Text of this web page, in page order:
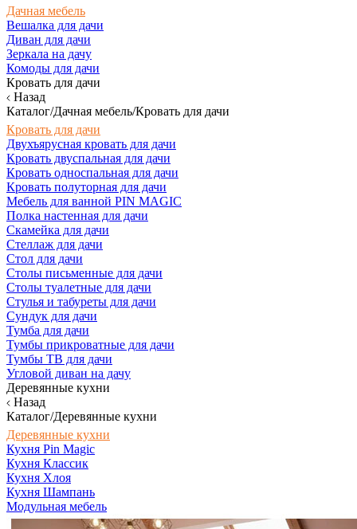
Дачная мебель
Вешалка для дачи
Диван для дачи
Зеркала на дачу
Комоды для дачи
Кровать для дачи
Назад
Каталог/Дачная мебель/Кровать для дачи
Кровать для дачи
Двухъярусная кровать для дачи
Кровать двуспальная для дачи
Кровать односпальная для дачи
Кровать полуторная для дачи
Мебель для ванной PIN MAGIC
Полка настенная для дачи
Скамейка для дачи
Стеллаж для дачи
Стол для дачи
Столы письменные для дачи
Столы туалетные для дачи
Стулья и табуреты для дачи
Сундук для дачи
Тумба для дачи
Тумбы прикроватные для дачи
Тумбы ТВ для дачи
Угловой диван на дачу
Деревянные кухни
Назад
Каталог/Деревянные кухни
Деревянные кухни
Кухня Pin Magic
Кухня Классик
Кухня Хлоя
Кухня Шампань
Модульная мебель